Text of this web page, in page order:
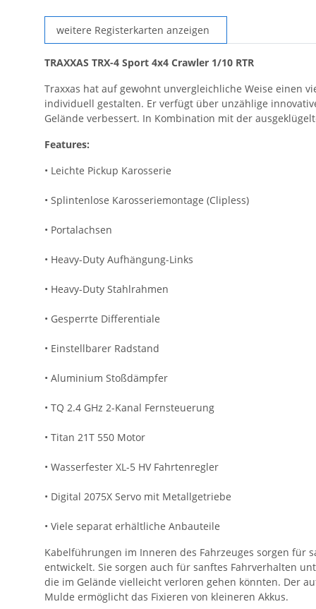
weitere Registerkarten anzeigen
TRAXXAS TRX-4 Sport 4x4 Crawler 1/10 RTR
Traxxas hat auf gewohnt unvergleichliche Weise einen
individuell gestalten. Er verfügt über unzählige
Gelände verbessert. In Kombination mit der
Features:
• Leichte Pickup Karosserie
• Splintenlose Karosseriemontage (Clipless)
• Portalachsen
• Heavy-Duty Aufhängung-Links
• Heavy-Duty Stahlrahmen
• Gesperrte Differentiale
• Einstellbarer Radstand
• Aluminium Stoßdämpfer
• TQ 2.4 GHz 2-Kanal Fernsteuerung
• Titan 21T 550 Motor
• Wasserfester XL-5 HV Fahrtenregler
• Digital 2075X Servo mit Metallgetriebe
• Viele separat erhältliche Anbauteile
Kabelführungen im Inneren des Fahrzeuges sorgen für
entwickelt. Sie sorgen auch für sanftes Fahrverhalten
die im Gelände vielleicht verloren gehen könnten. Der
Mulde ermöglicht das Fixieren von kleineren Akkus.